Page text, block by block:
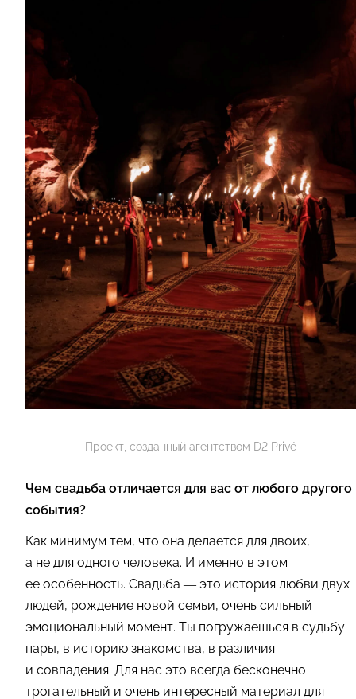
Проект, созданный агентством D2 Privé
Чем свадьба отличается для вас от любого другого
события?
Как минимум тем, что она делается для двоих,
а не для одного человека. И именно в этом
ее особенность. Свадьба — это история любви двух
людей, рождение новой семьи, очень сильный
эмоциональный момент. Ты погружаешься в судьбу
пары, в историю знакомства, в различия
и совпадения. Для нас это всегда бесконечно
трогательный и очень интересный материал для